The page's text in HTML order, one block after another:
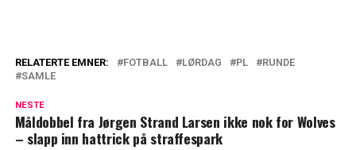
RELATERTE EMNER: FOTBALL LØRDAG PL
RUNDE
SAMLE
NESTE
Måldobbel fra Jørgen Strand Larsen ikke nok for Wolves
– slapp inn hattrick på straffespark